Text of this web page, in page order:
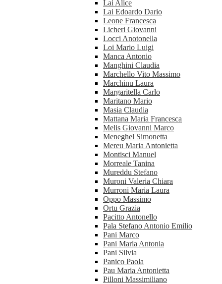
Lai Alice
Lai Edoardo Dario
Leone Francesca
Licheri Giovanni
Locci Anotonella
Loi Mario Luigi
Manca Antonio
Manghini Claudia
Marchello Vito Massimo
Marchinu Laura
Margaritella Carlo
Maritano Mario
Masia Claudia
Mattana Maria Francesca
Melis Giovanni Marco
Meneghel Simonetta
Mereu Maria Antonietta
Montisci Manuel
Morreale Tanina
Mureddu Stefano
Muroni Valeria Chiara
Murroni Maria Laura
Oppo Massimo
Ortu Grazia
Pacitto Antonello
Pala Stefano Antonio Emilio
Pani Marco
Pani Maria Antonia
Pani Silvia
Panico Paola
Pau Maria Antonietta
Pilloni Massimiliano